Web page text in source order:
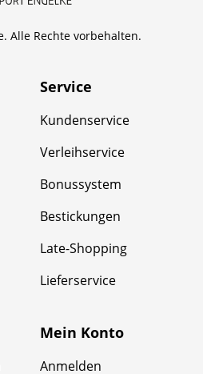
Alle Rechte vorbehalten.
Service
Kundenservice
Verleihservice
Bonussystem
Bestickungen
Late-Shopping
Lieferservice
Mein Konto
Anmelden